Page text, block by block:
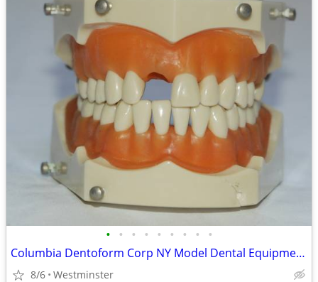
• • • • • • • • •
Columbia Dentoform Corp NY Model Dental Equipment Adult Teeth
8/6 Westminster